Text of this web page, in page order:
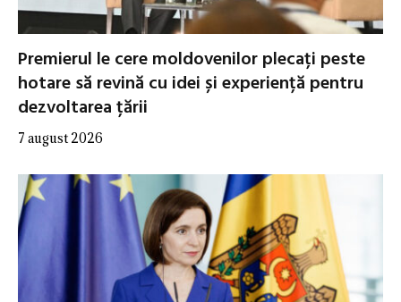
Premierul le cere moldovenilor plecați peste
hotare să revină cu idei și experiență pentru
dezvoltarea țării
7 august 2026